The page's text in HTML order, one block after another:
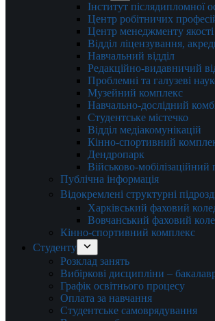
Інститут післядипломної
Центр робітничих
Центр менеджменту якості
Відділ ліцензування,
Навчальний відділ
Редакційно-видавничий
Проблемні та галузеві
Музейний комплекс
Навчально-дослідний
Студентське містечко
Відділ медіакомунікацій
Кінно-спортивний
Дендропарк
Військово-мобілізаційний
Публічна інформація
Відокремлені структурні
Харківський фаховий
Вовчанський фаховий
Кінно-спортивний комплекс
Студенту
Розклад занять
Вибіркові дисципліни –
Графік освітнього процесу
Оплата за навчання
Студентське самоврядування